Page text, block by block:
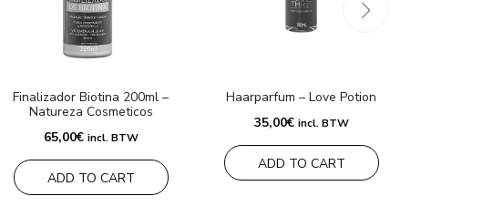
Finalizador Biotina 200ml –
Natureza Cosmeticos
65,00€ incl. BTW
ADD TO CART
Haarparfum – Love Potion
35,00€ incl. BTW
ADD TO CART